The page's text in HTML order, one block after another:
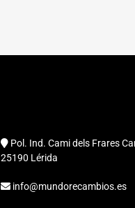
Pol. Ind. Cami dels Frares
25190 Lérida
info@mundorecambios.es